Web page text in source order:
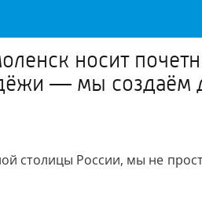
носит
— мы создаём
столицы России, мы не